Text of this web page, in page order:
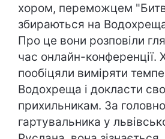
хором, переможцем
збираються на
Про це вони розповіли
час онлайн-конференції.
пообіцяли виміряти
Водохреща і докласти
прихильникам. За
гартувальника у